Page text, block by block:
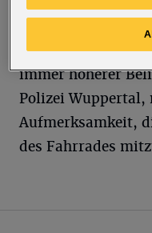
Das Radfahren,
Unterstützung,
immer höherer
Polizei Wuppertal,
Aufmerksamkeit,
des Fahrrades